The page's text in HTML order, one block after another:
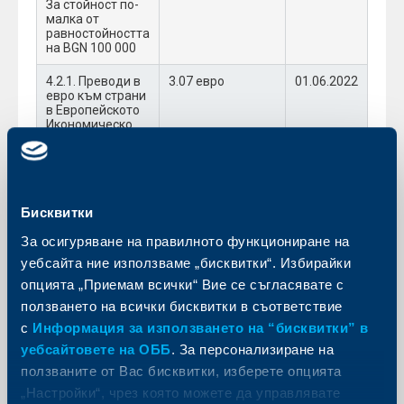
Бисквитки
За осигуряване на правилното функциониране на
уебсайта ние използваме „бисквитки“. Избирайки
опцията „Приемам всички“ Вие се съгласявате с
ползването на всички бисквитки в съответствие
с Информация за използването на “бисквитки” в
уебсайтовете на ОББ. За персонализиране на
ползваните от Вас бисквитки, изберете опцията
„Настройки“, чрез която можете да управлявате
За стойност по-
малка от
равностойността
на BGN 100 000
4.2.1. Преводи в
евро към страни
в Европейското
Икономическо
Чрез платежно
превода 2
(спот вальор)
За стойност по-
малка от
на BGN 100 000
3.07 евро 01.06.2022
За стойност
равностойността
на BGN 100 000
11.25 евро 01.06.2022